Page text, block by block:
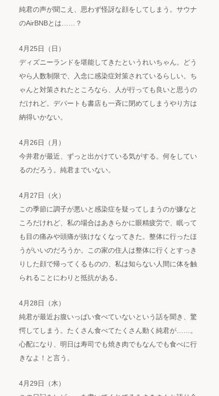
純君の声が聞こえ、思わず怪訝な顔をしてしまう。サウナ
のAirBNBとは……？
4月25日（日）
ディズニーランドを堪能してきたというれいちゃん。どう
やら人数制限で、入念に感染症対策されているらしい。ち
ゃんと対策されたところなら、人が行っても良いと思うの
だけれど。デパートも書店も一斉に閉めてしまうやり方は
納得いかない。
4月26日（月）
今井君が最近、ずっと出かけている気がする。何をしてい
るのだろう。純君までいない。
4月27日（火）
この季節に調子が悪いと感染症を疑ってしまうのが嫌なと
ころだけれど、私の場合はあきらかに眼精疲労で、眠って
も目の痛みや頭痛が抜けなくなってきた。整体に行ったほ
うがいいのだろうか。この家の住人は整体に行くとすっき
りした顔で帰ってくるものの、私は知らない人間に体を触
られることにわりと抵抗がある。
4月28日（水）
純君が最近お腹いっぱい食べていないという話を聞き、驚
愕してしまう。たくさん食べてたくさん動く純君が……。
心配になり、明日は寿司でも焼き肉でもなんでも食べに行
きなよ！と言う。
4月29日（木）